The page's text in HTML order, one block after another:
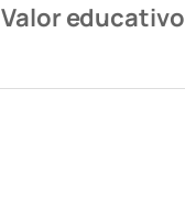
Valor educativo